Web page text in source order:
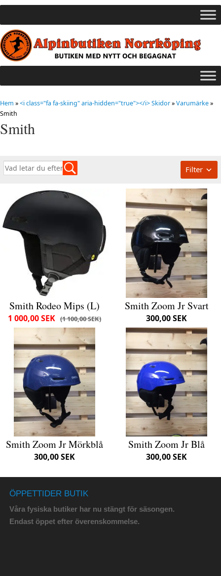
Hem »<i class="fa fa-skiing" aria-hidden="true"></i> Skidor»Varumärke»
Smith
Smith
Filter
Smith Rodeo Mips (L)
1 100,00 SEK
1 000,00 SEK
Smith Zoom Jr Svart
300,00 SEK
Smith Zoom Jr Mörkblå
300,00 SEK
Smith Zoom Jr Blå
300,00 SEK
ÖPPETTIDER BUTIK
Våra fysiska butiker har nu stängt för säsongen.
Endast öppet efter överenskommelse.